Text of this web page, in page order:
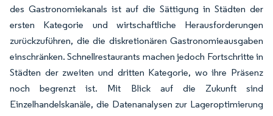
des Gastronomiekanals ist auf die Sättigung in Städten der
ersten Kategorie und wirtschaftliche Herausforderungen
zurückzuführen, die die diskretionären Gastronomieausgaben
einschränken. Schnellrestaurants machen jedoch Fortschritte in
Städten der zweiten und dritten Kategorie, wo ihre Präsenz
noch begrenzt ist. Mit Blick auf die Zukunft sind
Einzelhandelskanäle, die Datenanalysen zur Lageroptimierung